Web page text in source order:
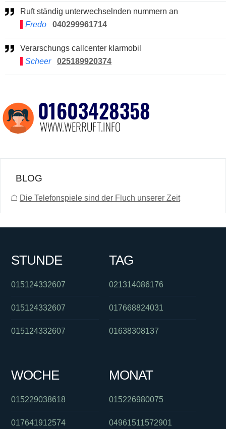
Ruft ständig unterwechselnden nummern an
Fredo
040299961714
Verarschungs callcenter klarmobil
Scheer
025189920374
BLOG
☖ Die Telefonspiele sind der Fluch unserer Zeit
STUNDE
015124332607
015124332607
015124332607
TAG
021314086176
017668824031
01638308137
WOCHE
015229038618
017641912574
MONAT
015226980075
04961511572901